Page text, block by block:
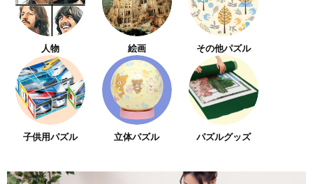
人物 絵画 その他パズル
子供用パズル 立体パズル パズルグッズ